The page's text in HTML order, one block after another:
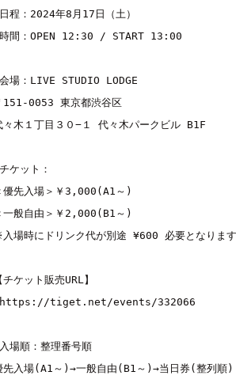
程：2024年8月17日（土）
間：OPEN 12:30 / START 13:00
場：LIVE STUDIO LODGE
151-0053 東京都渋谷区
々木１丁目３０−１ 代々木パークビル B1F
ケット：
優先入場＞￥3,000(A1～)
一般自由＞￥2,000(B1～)
場時にドリンク代が別途 ¥600 必要となります
チケット販売URL】
https://tiget.net/events/332066
場順：整理番号順
先入場(A1～)→一般自由(B1～)→当日券(整列順)